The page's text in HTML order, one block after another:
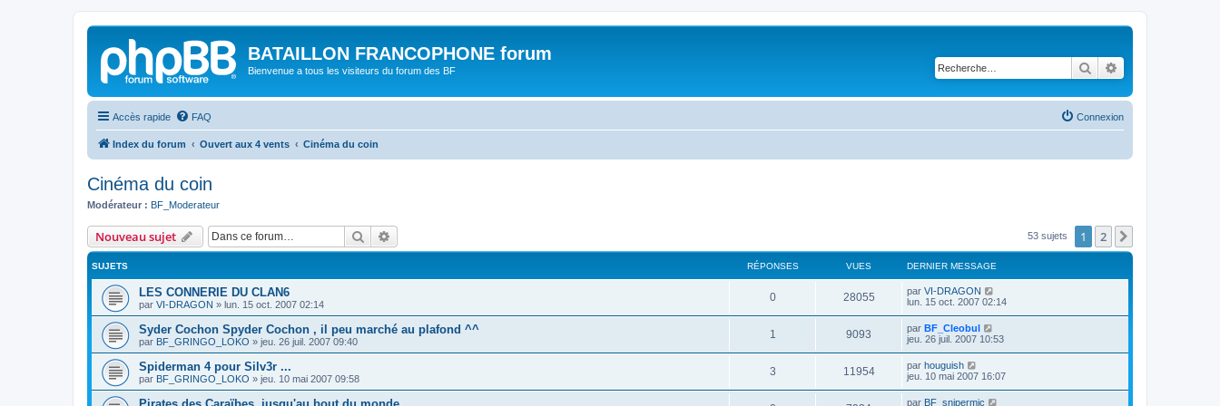
BATAILLON FRANCOPHONE forum
Bienvenue a tous les visiteurs du forum des BF Rechercher
Accès rapide FAQ Connexion
Index du forum Ouvert aux 4 vents Cinéma du coin
Cinéma du coin
Modérateur : BF_Moderateur
Nouveau sujet Rechercher 53 sujets 1 2
SUJETS RÉPONSES VUES DERNIER MESSAGE
LES CONNERIE DU CLAN6
par VI-DRAGON » lun. 15 oct. 2007 02:14
0 28055 par VI-DRAGON
lun. 15 oct. 2007 02:14
Syder Cochon Spyder Cochon , il peu marché au plafond ^^
par BF_GRINGO_LOKO » jeu. 26 juil. 2007 09:40
1 9093 par BF_Cleobul
jeu. 26 juil. 2007 10:53
Spiderman 4 pour Silv3r ...
par BF_GRINGO_LOKO » jeu. 10 mai 2007 09:58
3 11954 par houguish
jeu. 10 mai 2007 16:07
par BF_snipermjc